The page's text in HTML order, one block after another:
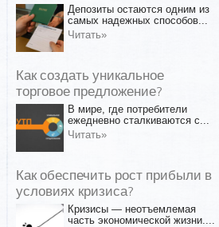
Депозиты остаются одним из
самых надежных способов...
Читать»
Как создать уникальное
торговое предложение?
В мире, где потребители
ежедневно сталкиваются с...
Читать»
Как обеспечить рост прибыли в
условиях кризиса?
Кризисы — неотъемлемая
часть экономической жизни....